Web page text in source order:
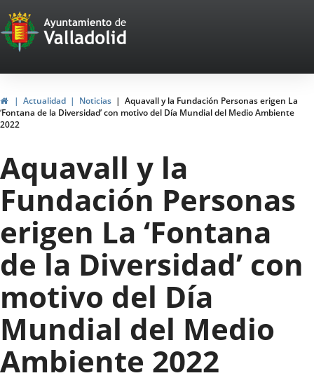
Portal
Web
del
Ayuntamiento
de
Valladolid
InicioActualidad Noticias
Aquavall y la Fundación Personas erigen La
‘Fontana de la Diversidad’ con motivo del Día Mundial del Medio Ambiente
2022
Aquavall y la
Fundación Personas
erigen La ‘Fontana
de la Diversidad’ con
motivo del Día
Mundial del Medio
Ambiente 2022